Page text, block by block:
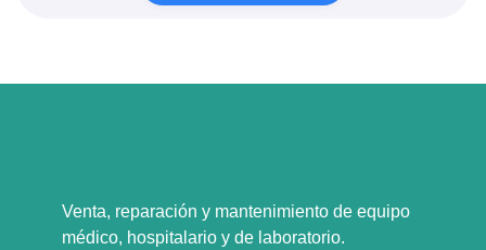
Venta, reparación y mantenimiento de equipo
médico, hospitalario y de laboratorio.